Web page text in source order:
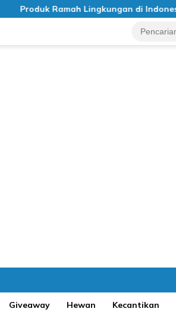
Produk Ramah Lingkungan di Indonesia
Giveaway Hewan Kecantikan